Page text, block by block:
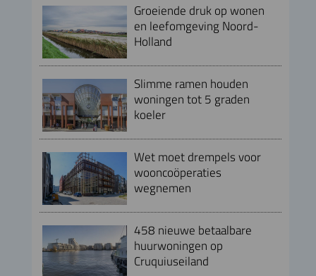
Groeiende druk op wonen
en leefomgeving Noord-
Holland
Slimme ramen houden
woningen tot 5 graden
koeler
Wet moet drempels voor
wooncoöperaties
wegnemen
458 nieuwe betaalbare
huurwoningen op
Cruquiuseiland